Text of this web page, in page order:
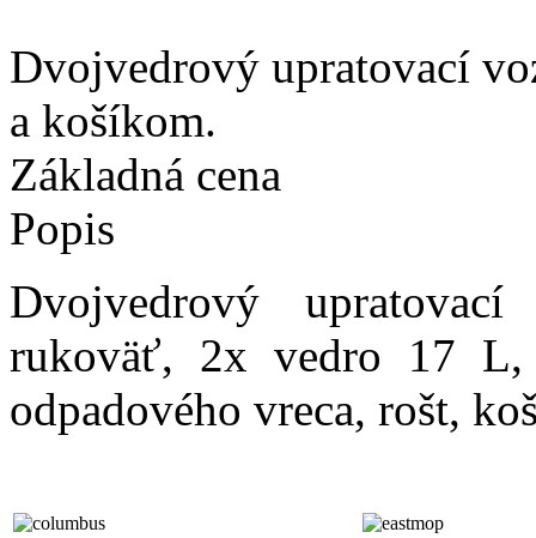
Dvojvedrový upratovací
a košíkom.
Základná cena
Popis
Dvojvedrový
rukoväť, 2x vedro 17 L,
odpadového vreca, rošt,